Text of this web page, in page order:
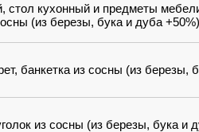
стол кухонный и предметы
(из березы, бука и дуба +50%)
банкетка из сосны (из березы,
из сосны (из березы, бука и